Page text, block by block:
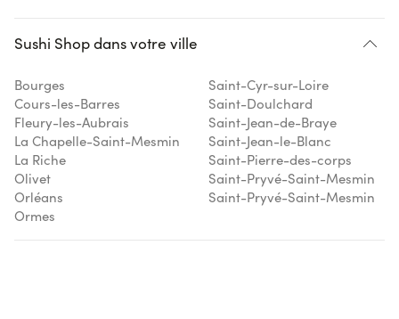
Sushi Shop dans votre ville
Bourges
Cours-les-Barres
Fleury-les-Aubrais
La Chapelle-Saint-Mesmin
La Riche
Olivet
Orléans
Ormes
Saint-Cyr-sur-Loire
Saint-Doulchard
Saint-Jean-de-Braye
Saint-Jean-le-Blanc
Saint-Pierre-des-corps
Saint-Pryvé-Saint-Mesmin
Saint-Pryvé-Saint-Mesmin